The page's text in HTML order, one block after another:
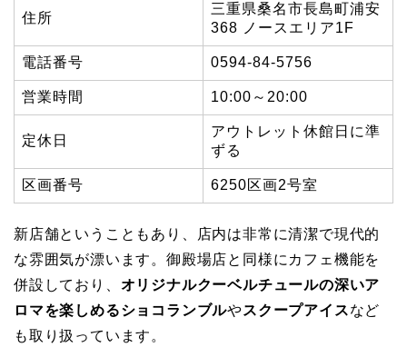
住所
三重県桑名市長島町浦安
368 ノースエリア1F
電話番号 0594-84-5756
営業時間 10:00～20:00
定休日
アウトレット休館日に準
ずる
区画番号 6250区画2号室
新店舗ということもあり、店内は非常に清潔で現代的
な雰囲気が漂います。御殿場店と同様にカフェ機能を
併設しており、 オリジナルクーベルチュールの深いア
ロマを楽しめるショコランブルやスクープアイスなど
も取り扱っています。